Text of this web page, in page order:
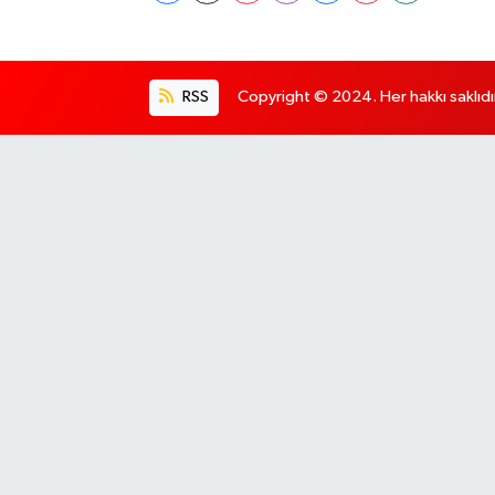
RSS Copyright © 2024. Her hakkı